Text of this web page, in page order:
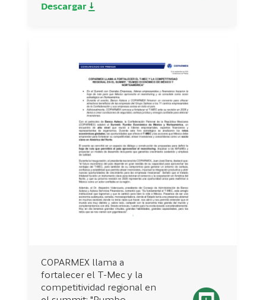
Descargar
COPARMEX llama a
fortalecer el T-Mec y la
competitividad regional en